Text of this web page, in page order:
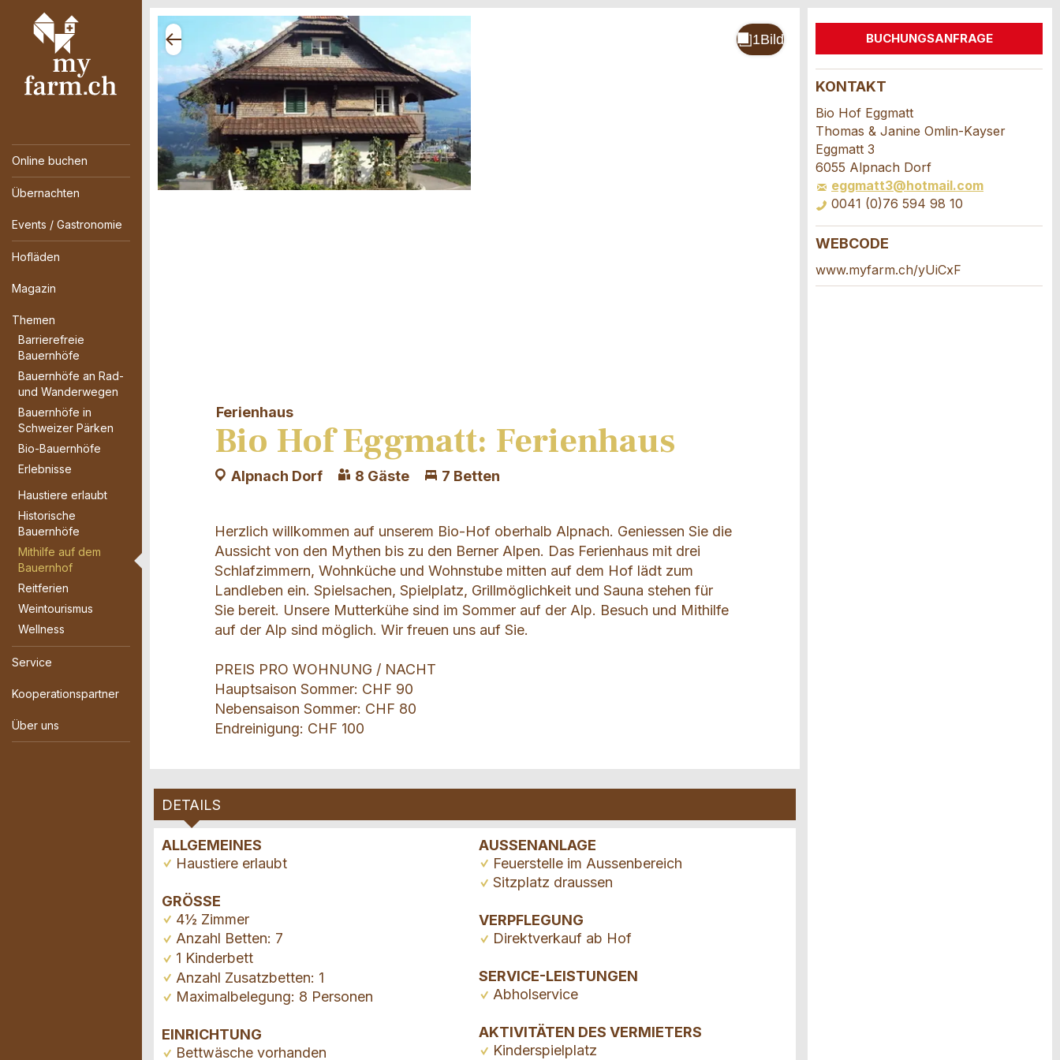
Online buchen
Übernachten
Events / Gastronomie
Hofläden
Magazin
Themen
Barrierefreie
Bauernhöfe
Bauernhöfe an Rad-
und Wanderwegen
Bauernhöfe in
Schweizer Pärken
Bio-Bauernhöfe
Erlebnisse
Haustiere erlaubt
Historische
Bauernhöfe
Mithilfe auf dem
Bauernhof
Reitferien
Weintourismus
Wellness
Service
Kooperationspartner
Über uns
Ferienhaus
Bio Hof Eggmatt: Ferienhaus
Alpnach Dorf 8 Gäste 7 Betten
Herzlich willkommen auf unserem Bio-Hof oberhalb Alpnach. Geniessen Sie die
Aussicht von den Mythen bis zu den Berner Alpen. Das Ferienhaus mit drei
Schlafzimmern, Wohnküche und Wohnstube mitten auf dem Hof lädt zum
Landleben ein. Spielsachen, Spielplatz, Grillmöglichkeit und Sauna stehen für
Sie bereit. Unsere Mutterkühe sind im Sommer auf der Alp. Besuch und Mithilfe
auf der Alp sind möglich. Wir freuen uns auf Sie.
PREIS PRO WOHNUNG / NACHT
Hauptsaison Sommer: CHF 90
Nebensaison Sommer: CHF 80
Endreinigung: CHF 100
DETAILS
ALLGEMEINES
Haustiere erlaubt
GRÖSSE
4½ Zimmer
Anzahl Betten: 7
1 Kinderbett
Anzahl Zusatzbetten: 1
Maximalbelegung: 8 Personen
EINRICHTUNG
Bettwäsche vorhanden
AUSSENANLAGE
Feuerstelle im Aussenbereich
Sitzplatz draussen
VERPFLEGUNG
Direktverkauf ab Hof
SERVICE-LEISTUNGEN
Abholservice
AKTIVITÄTEN DES VERMIETERS
Kinderspielplatz
BUCHUNGSANFRAGE
KONTAKT
Bio Hof Eggmatt
Thomas & Janine Omlin-Kayser
Eggmatt 3
6055 Alpnach Dorf
eggmatt3@hotmail.com
0041 (0)76 594 98 10
WEBCODE
www.myfarm.ch/yUiCxF